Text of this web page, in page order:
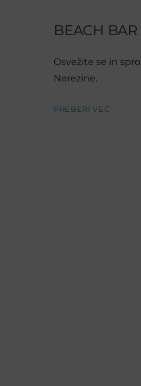
BEACH BAR
Osvežite se in
Nerezine.
PREBERI VEČ